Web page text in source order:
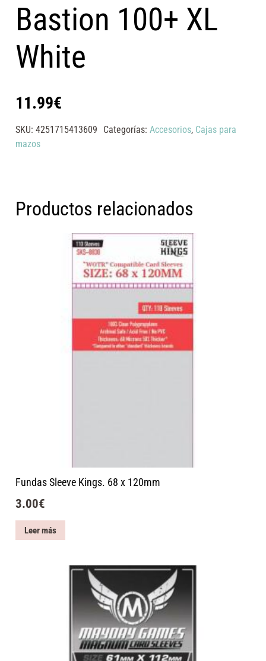
Bastion 100+ XL
White
11.99€
SKU:4251715413609 Categorías: Accesorios, Cajas para
mazos
Productos relacionados
Fundas Sleeve Kings. 68 x 120mm
3.00€
Leer más